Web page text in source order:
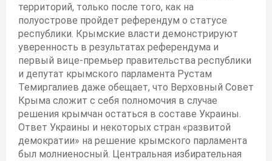
территорий, только после того, как на
полуострове пройдет референдум о статусе
республики. Крымские власти демонстрируют
уверенность в результатах референдума и
первый вице-премьер правительства республики
и депутат крымского парламента Рустам
Темиргалиев даже обещает, что Верховный Совет
Крыма сложит с себя полномочия в случае
решения крымчан остаться в составе Украины.
Ответ Украины и некоторых стран «развитой
демократии» на решение крымского парламента
был молниеносный. Центральная избирательная